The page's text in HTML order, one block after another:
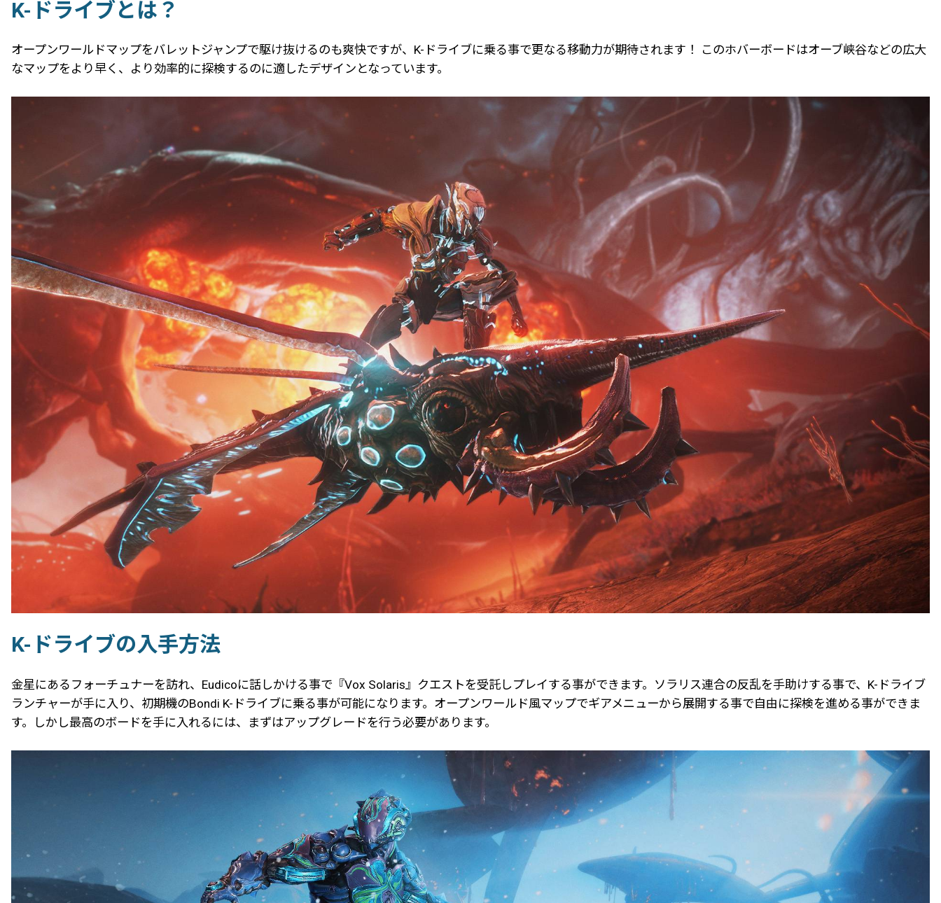
K-ドライブとは？
オープンワールドマップをバレットジャンプで駆け抜けるのも爽快ですが、K-ドライブに乗る事で更なる移動力が期待されます！ このホバーボードはオーブ峡谷などの広大
なマップをより早く、より効率的に探検するのに適したデザインとなっています。
K-ドライブの入手方法
金星にあるフォーチュナーを訪れ、Eudicoに話しかける事で『Vox Solaris』クエストを受託しプレイする事ができます。ソラリス連合の反乱を手助けする事で、K-ドライブ
ランチャーが手に入り、初期機のBondi K-ドライブに乗る事が可能になります。オープンワールド風マップでギアメニューから展開する事で自由に探検を進める事ができま
す。しかし最高のボードを手に入れるには、まずはアップグレードを行う必要があります。